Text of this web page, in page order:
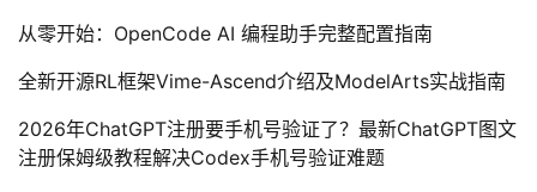
从零开始：OpenCode AI 编程助手完整配置指南
全新开源RL框架Vime-Ascend介绍及ModelArts实战指南
2026年ChatGPT注册要手机号验证了？最新ChatGPT图文
注册保姆级教程解决Codex手机号验证难题